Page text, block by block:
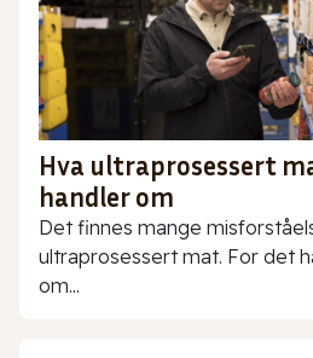
Hva ultraprosessert
handler om
Det finnes mange
ultraprosessert mat. For det
om...